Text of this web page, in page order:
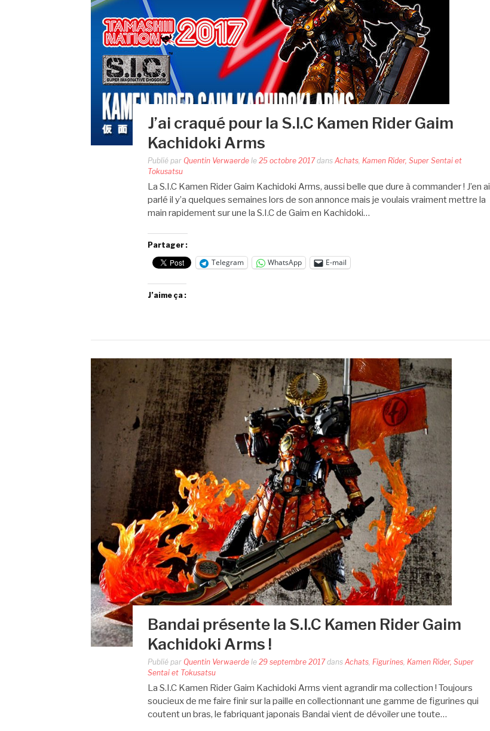
J’ai craqué pour la S.I.C Kamen Rider Gaim
Kachidoki Arms
Publié par Quentin Verwaerde le 25 octobre 2017dans Achats, Kamen Rider, Super Sentai et
Tokusatsu
La S.I.C Kamen Rider Gaim Kachidoki Arms, aussi belle que dure à commander ! J’en ai
parlé il y’a quelques semaines lors de son annonce mais je voulais vraiment mettre la
main rapidement sur une la S.I.C de Gaim en Kachidoki…
Partager :
Telegram WhatsApp E-mail
J’aime ça :
Bandai présente la S.I.C Kamen Rider Gaim
Kachidoki Arms !
Publié par Quentin Verwaerde le 29 septembre 2017dans Achats, Figurines, Kamen Rider, Super
Sentai et Tokusatsu
La S.I.C Kamen Rider Gaim Kachidoki Arms vient agrandir ma collection ! Toujours
soucieux de me faire finir sur la paille en collectionnant une gamme de figurines qui
coutent un bras, le fabriquant japonais Bandai vient de dévoiler une toute…